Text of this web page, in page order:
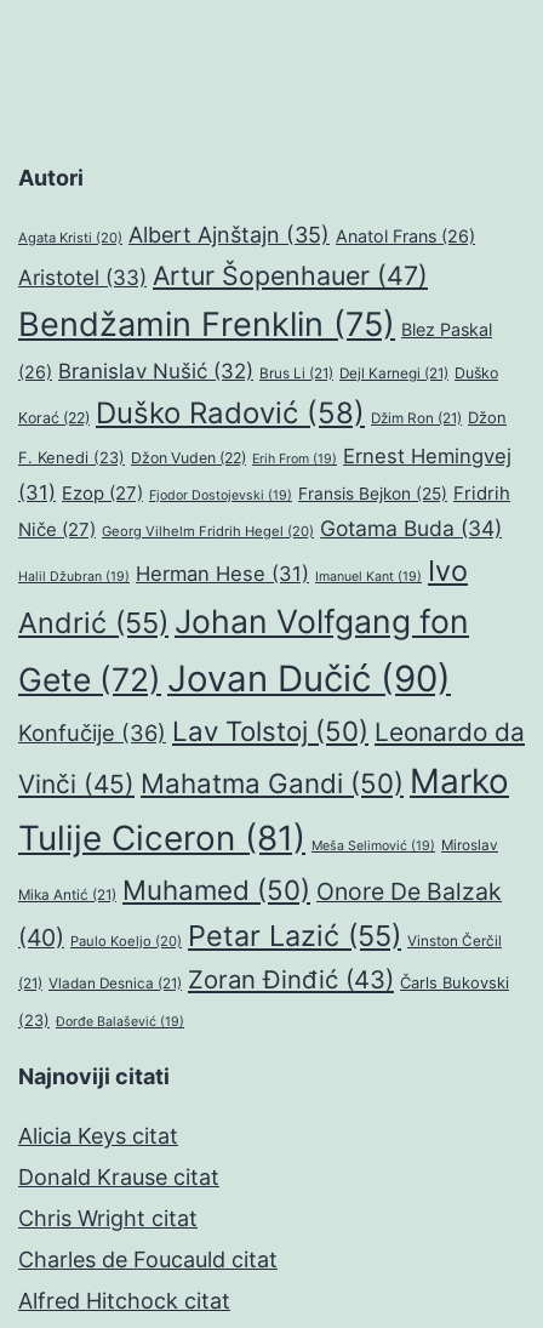
Autori
Agata Kristi (20) Albert Ajnštajn (35) Anatol Frans (26)
Aristotel (33) Artur Šopenhauer (47)
Bendžamin Frenklin (75) Blez Paskal
(26) Branislav Nušić (32) Brus Li (21) Dejl Karnegi (21) Duško
Korać (22) Duško Radović (58) Džim Ron (21) Džon
F. Kenedi (23) Džon Vuden (22) Erih From (19) Ernest Hemingvej
(31) Ezop (27) Fjodor Dostojevski (19) Fransis Bejkon (25) Fridrih
Niče (27) Georg Vilhelm Fridrih Hegel (20) Gotama Buda (34)
Halil Džubran (19) Herman Hese (31) Imanuel Kant (19)
Ivo
Andrić (55) Johan Volfgang fon
Gete (72) Jovan Dučić (90)
Konfučije (36) Lav Tolstoj (50) Leonardo da
Vinči (45) Mahatma Gandi (50) Marko
Tulije Ciceron (81) Meša Selimović (19) Miroslav
Mika Antić (21) Muhamed (50) Onore De Balzak
(40) Paulo Koeljo (20) Petar Lazić (55) Vinston Čerčil
(21) Vladan Desnica (21) Zoran Đinđić (43) Čarls Bukovski
(23) Đorđe Balašević (19)
Najnoviji citati
Alicia Keys citat
Donald Krause citat
Chris Wright citat
Charles de Foucauld citat
Alfred Hitchock citat